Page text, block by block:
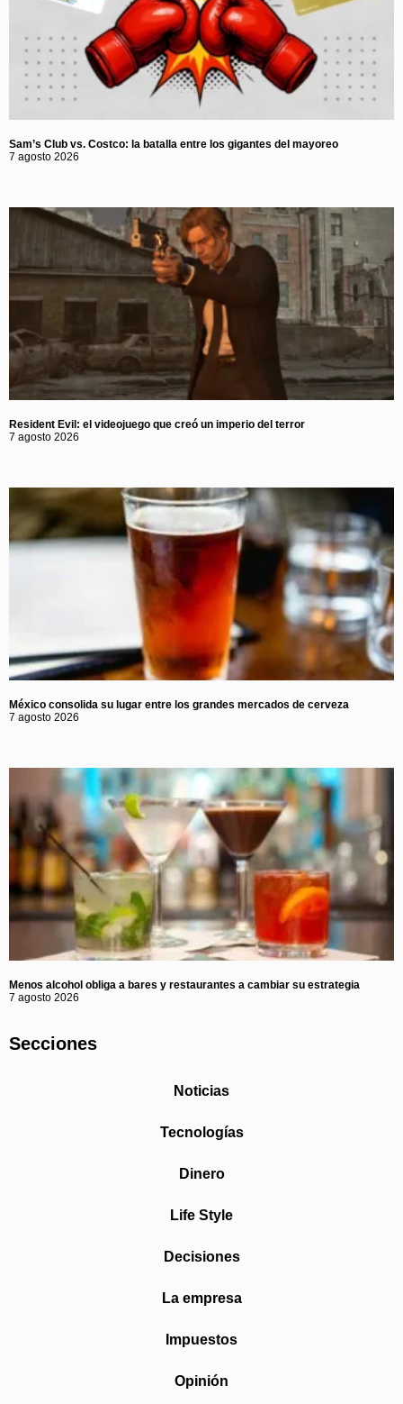
Sam’s Club vs. Costco: la batalla entre los gigantes del mayoreo
7 agosto 2026
Resident Evil: el videojuego que creó un imperio del terror
7 agosto 2026
México consolida su lugar entre los grandes mercados de cerveza
7 agosto 2026
Menos alcohol obliga a bares y restaurantes a cambiar su estrategia
7 agosto 2026
Secciones
Noticias
Tecnologías
Dinero
Life Style
Decisiones
La empresa
Impuestos
Opinión